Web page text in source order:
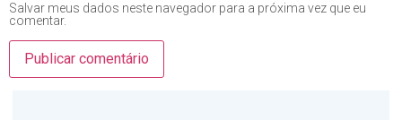
Salvar meus dados neste navegador para a próxima vez que eu
comentar.